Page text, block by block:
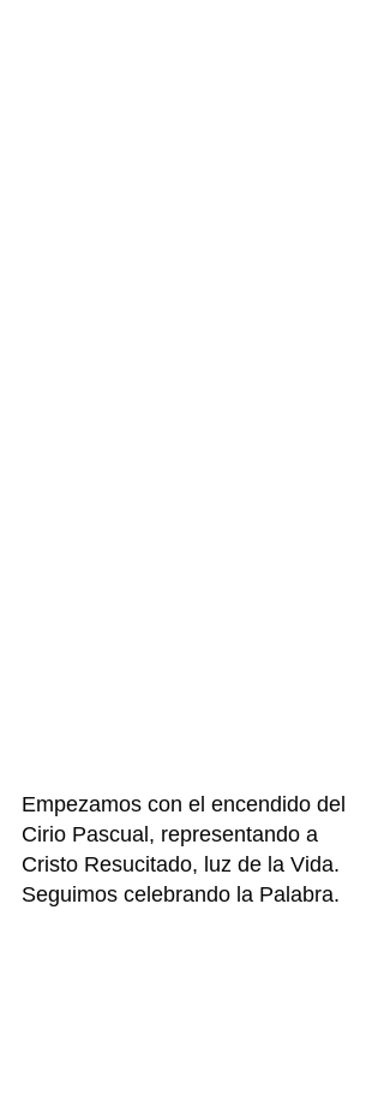
Empezamos con el encendido del
Cirio Pascual, representando a
Cristo Resucitado, luz de la Vida.
Seguimos celebrando la Palabra.